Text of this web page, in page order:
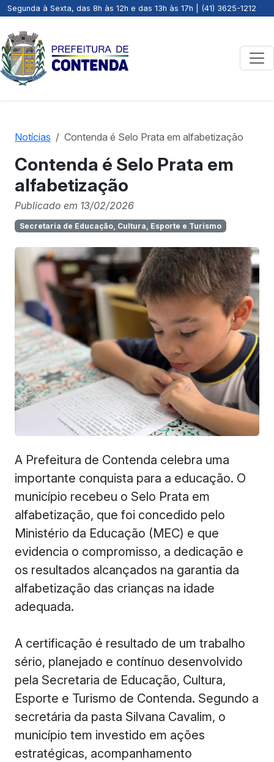
Segunda à Sexta, das 8h às 12h e das 13h às 17h | (41) 3625-1212
Notícias Contenda é Selo Prata em alfabetização
Contenda é Selo Prata em
alfabetização
Publicado em 13/02/2026
Secretaria de Educação, Cultura, Esporte e Turismo
A Prefeitura de Contenda celebra uma
importante conquista para a educação. O
município recebeu o Selo Prata em
alfabetização, que foi concedido pelo
Ministério da Educação (MEC) e que
evidencia o compromisso, a dedicação e
os resultados alcançados na garantia da
alfabetização das crianças na idade
adequada.
A certificação é resultado de um trabalho
sério, planejado e contínuo desenvolvido
pela Secretaria de Educação, Cultura,
Esporte e Turismo de Contenda. Segundo a
secretária da pasta Silvana Cavalim, o
município tem investido em ações
estratégicas, acompanhamento